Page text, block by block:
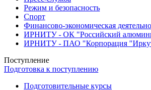
Режим и безопасность
Спорт
Финансово-экономическая
ИРНИТУ - ОК "Российский
ИРНИТУ - ПАО "Корпорация
Поступление
Подготовка к поступлению
Подготовительные курсы